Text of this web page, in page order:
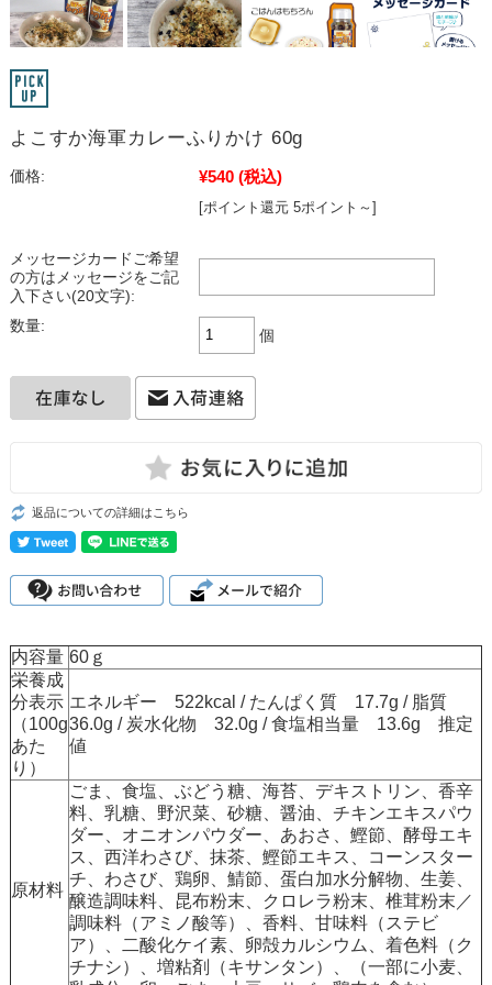
よこすか海軍カレーふりかけ 60g
価格: ¥540 (税込)
[ポイント還元 5ポイント～]
メッセージカードご希望
の方はメッセージをご記
入下さい(20文字):
数量:
個
返品についての詳細はこちら
内容量 60ｇ
栄養成
分表示
（100g
あた
り）
エネルギー 522kcal / たんぱく質 17.7g / 脂質
36.0g / 炭水化物 32.0g / 食塩相当量 13.6g 推定
値
原材料
ごま、食塩、ぶどう糖、海苔、デキストリン、香辛
料、乳糖、野沢菜、砂糖、醤油、チキンエキスパウ
ダー、オニオンパウダー、あおさ、鰹節、酵母エキ
ス、西洋わさび、抹茶、鰹節エキス、コーンスター
チ、わさび、鶏卵、鯖節、蛋白加水分解物、生姜、
醸造調味料、昆布粉末、クロレラ粉末、椎茸粉末／
調味料（アミノ酸等）、香料、甘味料（ステビ
ア）、二酸化ケイ素、卵殻カルシウム、着色料（ク
チナシ）、増粘剤（キサンタン）、（一部に小麦、